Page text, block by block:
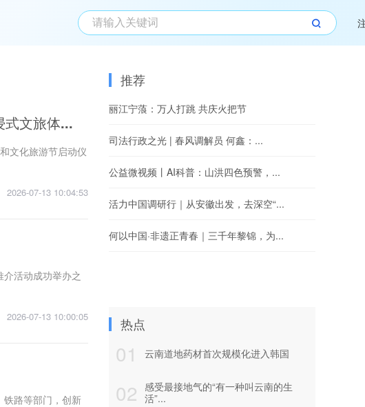
式文旅体...
文化旅游节启动仪
2026-07-13 10:04:53
活动成功举办之
2026-07-13 10:00:05
铁路等部门，创新
推荐
丽江宁蒗：万人打跳 共庆火把节
司法行政之光 | 春风调解员 何鑫：...
公益微视频丨AI科普：山洪四色预警，...
活力中国调研行｜从安徽出发，去深空“...
何以中国·非遗正青春｜三千年黎锦，为...
热点
01 云南道地药材首次规模化进入韩国
02
感受最接地气的“有一种叫云南的生
活”...